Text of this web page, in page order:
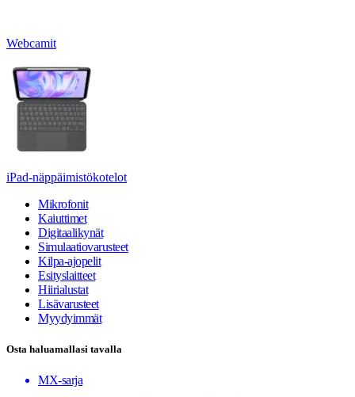
Webcamit
iPad-näppäimistökotelot
Mikrofonit
Kaiuttimet
Digitaalikynät
Simulaatiovarusteet
Kilpa-ajopelit
Esityslaitteet
Hiirialustat
Lisävarusteet
Myydyimmät
Osta haluamallasi tavalla
MX-sarja